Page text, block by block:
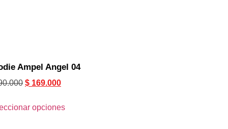
Ampel Angel 04
$ 169.000
opciones